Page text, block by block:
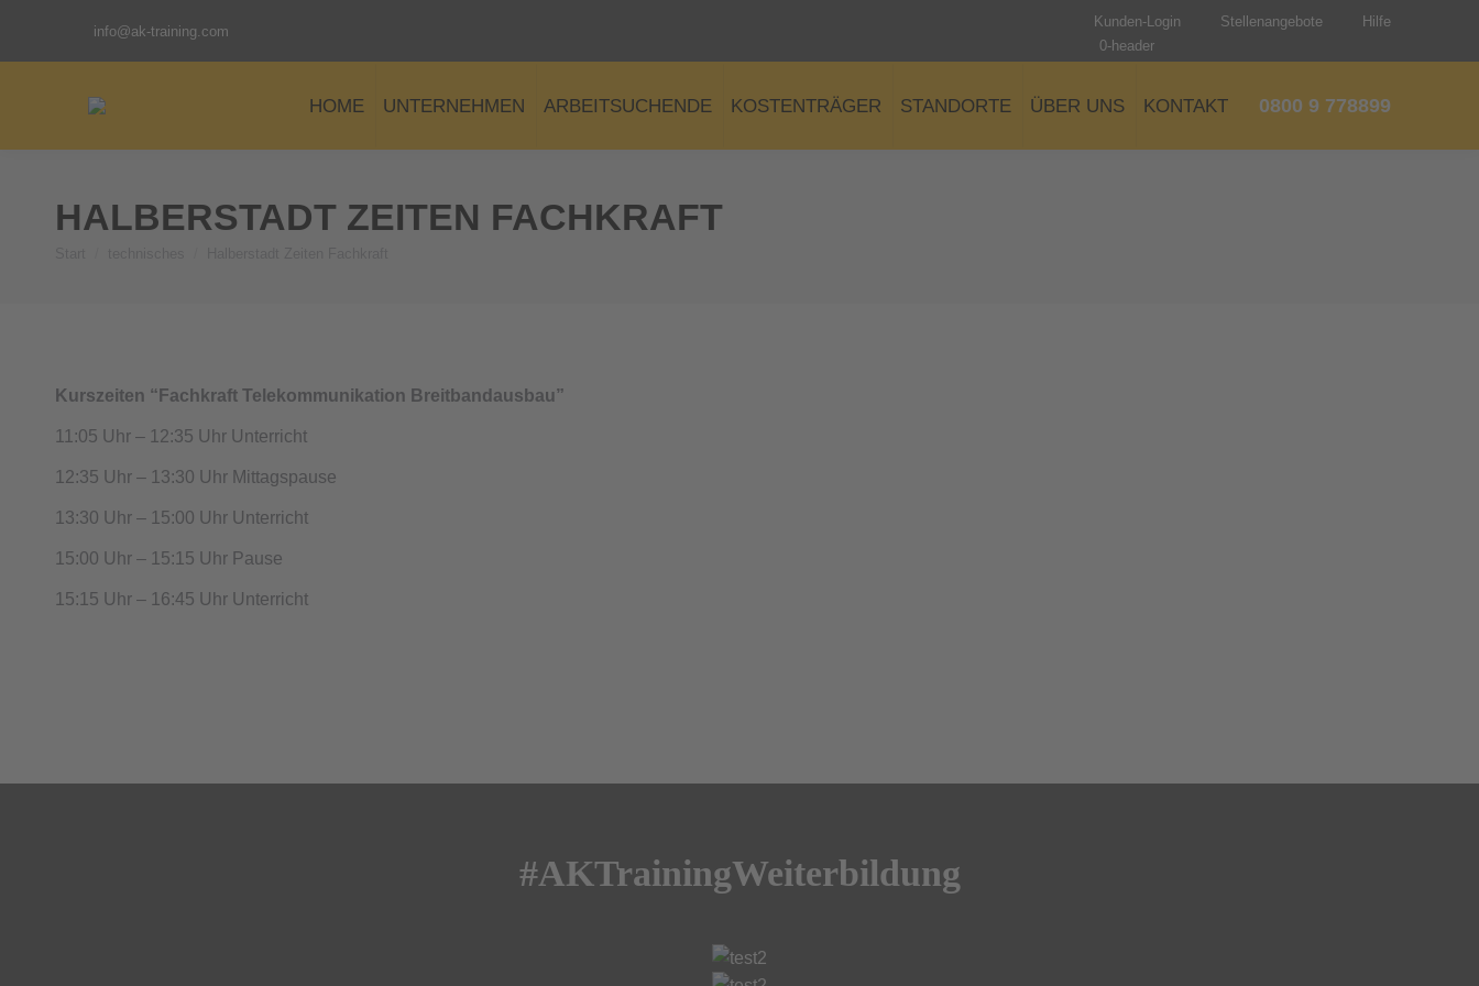
info@ak-training.com
Kunden-Login Stellenangebote
Hilfe
0-header
HOME UNTERNEHMEN ARBEITSUCHENDE KOSTENTRÄGER STANDORTE ÜBER UNS KONTAKT 0800 9 778899
HALBERSTADT ZEITEN FACHKRAFT
Kurszeiten “Fachkraft Telekommunikation Breitbandausbau”
11:05 Uhr – 12:35 Uhr Unterricht
12:35 Uhr – 13:30 Uhr Mittagspause
13:30 Uhr – 15:00 Uhr Unterricht
15:00 Uhr – 15:15 Uhr Pause
15:15 Uhr – 16:45 Uhr Unterricht
#AKTrainingWeiterbildung